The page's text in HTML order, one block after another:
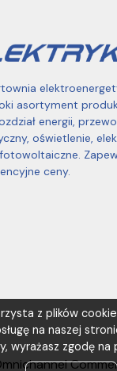
z plików
na naszej
wyrażasz zgodę na
asortyment
energii,
oświetlenie,
ceny.